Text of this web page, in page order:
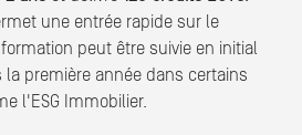
une entrée rapide sur le
peut être suivie en initial
première année dans certains
l'ESG Immobilier.